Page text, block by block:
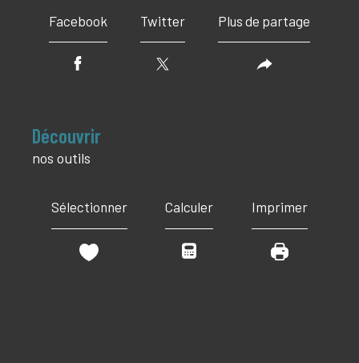
Facebook Twitter Plus de partage
découvrir
nos outils
Sélectionner Calculer Imprimer